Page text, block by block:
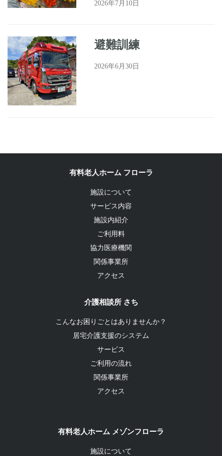
2026年7月10日
避難訓練
2026年6月30日
有料老人ホーム フローラ
施設について
サービス内容
施設内紹介
ご利用料
協力医療機関
関係事業所
アクセス
介護相談所 さち
こんなお困りごとはありませんか？
居宅介護支援のシステム
サービス
ご利用の流れ
関係事業所
アクセス
有料老人ホーム メゾンフローラ
施設について